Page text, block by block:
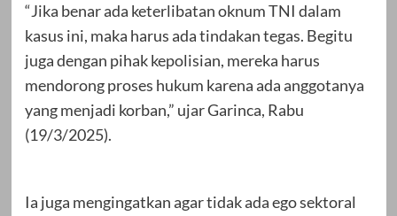
“Jika benar ada keterlibatan oknum TNI dalam
kasus ini, maka harus ada tindakan tegas. Begitu
juga dengan pihak kepolisian, mereka harus
mendorong proses hukum karena ada anggotanya
yang menjadi korban,” ujar Garinca, Rabu
(19/3/2025).
Ia juga mengingatkan agar tidak ada ego sektoral